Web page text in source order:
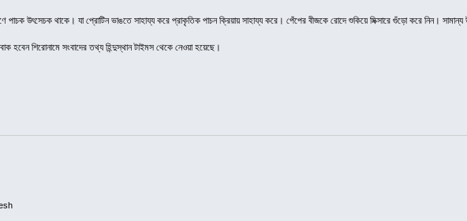
পাচক উৎসেচক থাকে। যা প্রোটিন ভাঙতে সাহায্য করে প্রাকৃতিক পাচন ক্রিয়ায় সাহায্য করে। পেঁপের বীজকে রোদে শুকিয়ে মিক্সারে গুঁড়ো করে নিন।
হবেন শিরোনামে সংবাদের তথ্য হিন্দুস্থান টাইমস থেকে নেওয়া হয়েছে।